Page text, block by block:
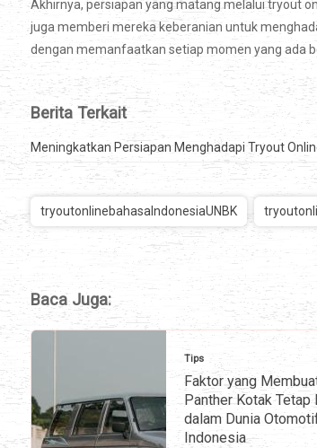
Akhirnya, persiapan yang matang melalui tryout
juga memberi mereka keberanian untuk
dengan memanfaatkan setiap momen yang ada
Berita Terkait
Meningkatkan Persiapan Menghadapi Tryout
tryoutonlinebahasaIndonesiaUNBK
Baca Juga:
Tips
Faktor yang
Panther Kotak Tetap
dalam Dunia
Indonesia